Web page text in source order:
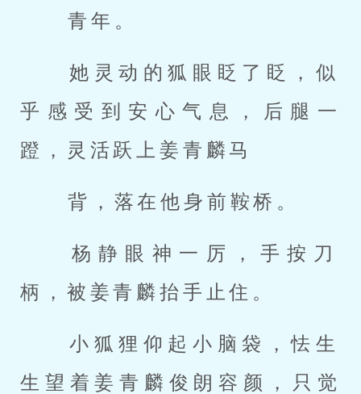
青年。
乎感受到安心气息，后腿一
蹬，灵活跃上姜青麟马
背，落在他身前鞍桥。
柄，被姜青麟抬手止住。
生望着姜青麟俊朗容颜，只觉